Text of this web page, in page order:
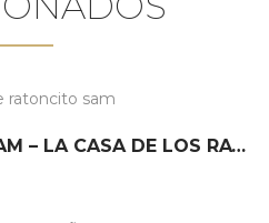
RATONCITO MADRE SAM – LA CASA DE LOS RATONES